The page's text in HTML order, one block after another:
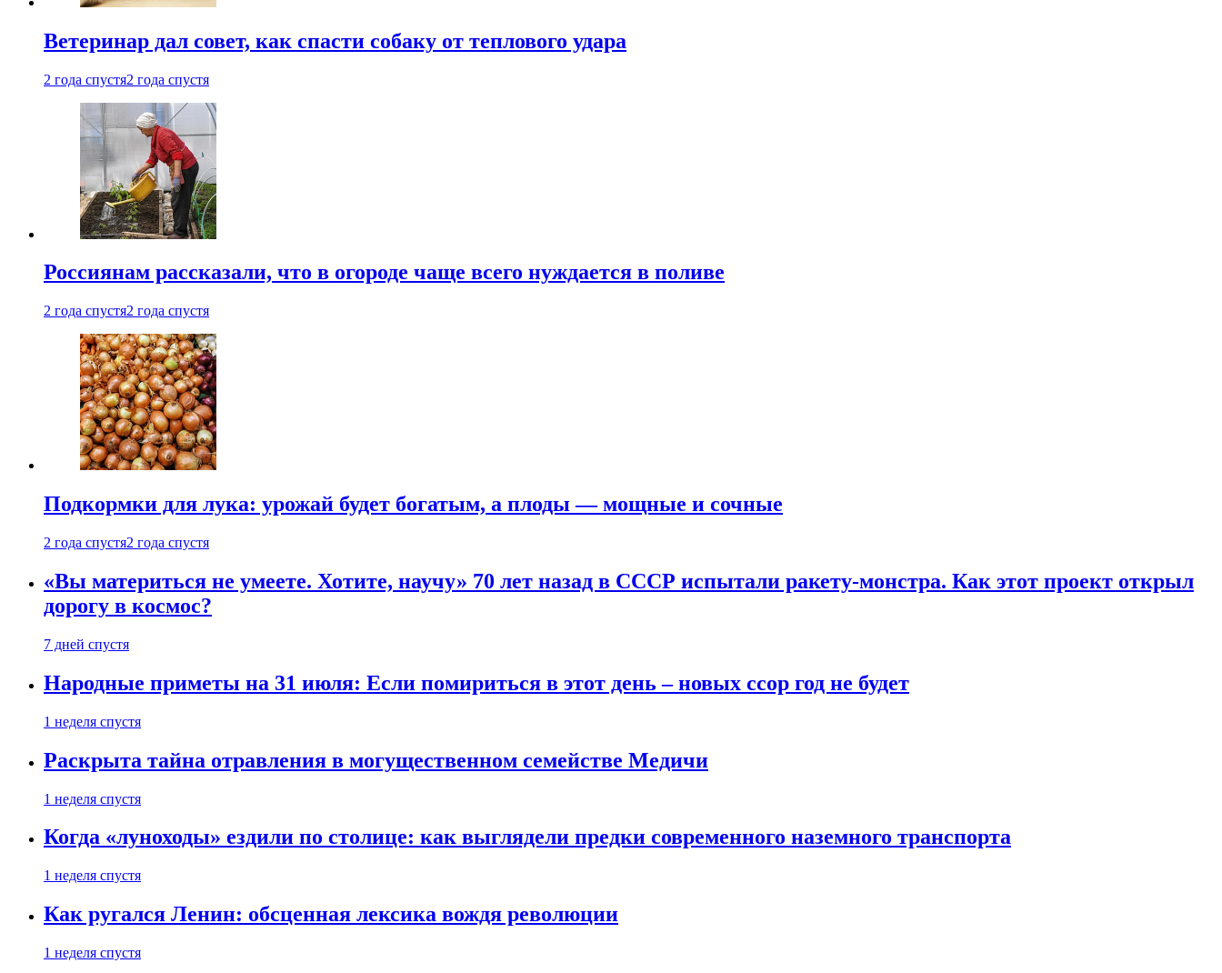
Ветеринар дал совет, как спасти собаку от теплового удара
2 года спустя2 года спустя
Россиянам рассказали, что в огороде чаще всего нуждается в поливе
2 года спустя2 года спустя
Подкормки для лука: урожай будет богатым, а плоды — мощные и сочные
2 года спустя2 года спустя
«Вы материться не умеете. Хотите, научу» 70 лет назад в СССР испытали ракету-монстра. Как этот проект открыл
дорогу в космос?
7 дней спустя
Народные приметы на 31 июля: Если помириться в этот день – новых ссор год не будет
1 неделя спустя
Раскрыта тайна отравления в могущественном семействе Медичи
1 неделя спустя
Когда «луноходы» ездили по столице: как выглядели предки современного наземного транспорта
1 неделя спустя
Как ругался Ленин: обсценная лексика вождя революции
1 неделя спустя